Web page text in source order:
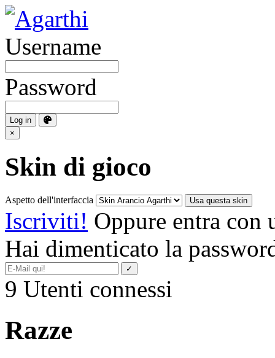
Username
Password
×
Skin di gioco
Aspetto dell'interfaccia Usa questa skin
Iscriviti! Oppure entra con
Hai dimenticato la
9 Utenti connessi
Razze